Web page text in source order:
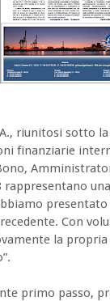
riunitosi sotto
finanziarie
Con
la
primo passo,